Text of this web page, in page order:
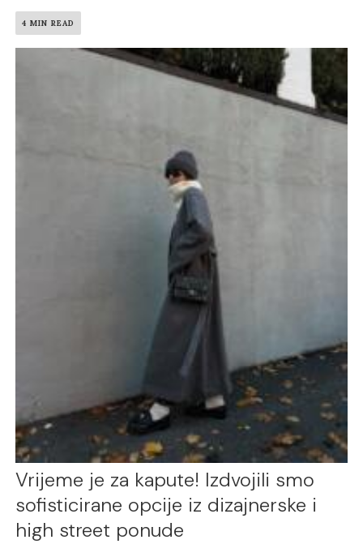
4 MIN READ
Vrijeme je za kapute! Izdvojili smo
sofisticirane opcije iz dizajnerske i
high street ponude